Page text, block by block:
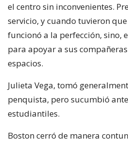
el centro sin inconvenientes.
servicio, y cuando tuvieron
funcionó a la perfección, sino,
para apoyar a sus
espacios.
Julieta Vega, tomó
penquista, pero sucumbió
estudiantiles.
Boston cerró de manera